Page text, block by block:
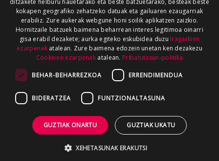
ditzakete helburu hauetarako eta beste batzuetarako, besteak beste
kokapen geografiko zehatzeko datuak eta gailuaren ezaugarriak
erabiliz. Zure aukerak webgune honi soilik aplikatzen zaizkio.
Hornitzaile batzuek baimena beharrean interes legitimoa oinarri
gisa erabil dezakete; aurka egiteko eskubidea duzu Iragarkien
ezarpenakatalean. Zure baimena edozein unetan ken dezakezu
Cookieen ezarpenak atalean. Pribatutasun-politika
BEHAR-BEHARREZKOA ERRENDIMENDUA
BIDERATZEA FUNTZIONALTASUNA
GUZTIAK ONARTU GUZTIAK UKATU
XEHETASUNAK ERAKUTSI